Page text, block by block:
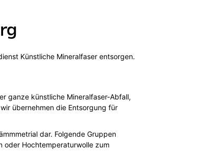
Künstliche Mineralfaser entsorgen.
ganze künstliche Mineralfaser-Abfall,
übernehmen die Entsorgung für
dar. Folgende Gruppen
oder Hochtemperaturwolle zum